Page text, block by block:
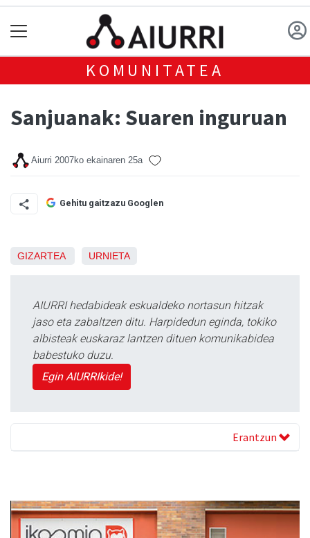
KOMUNITATEA
Sanjuanak: Suaren inguruan
Aiurri 2007ko ekainaren 25a
Gehitu gaitzazu Googlen
GIZARTEA URNIETA
AIURRI hedabideak eskualdeko nortasun hitzak
jaso eta zabaltzen ditu. Harpidedun eginda, tokiko
albisteak euskaraz lantzen dituen komunikabidea
babestuko duzu.
Egin AIURRIkide!
Erantzun